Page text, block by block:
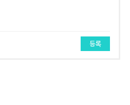
등록